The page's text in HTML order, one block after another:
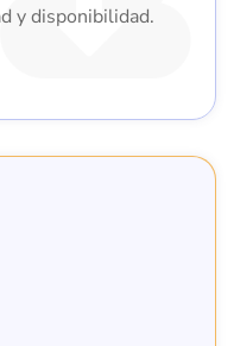
y disponibilidad.